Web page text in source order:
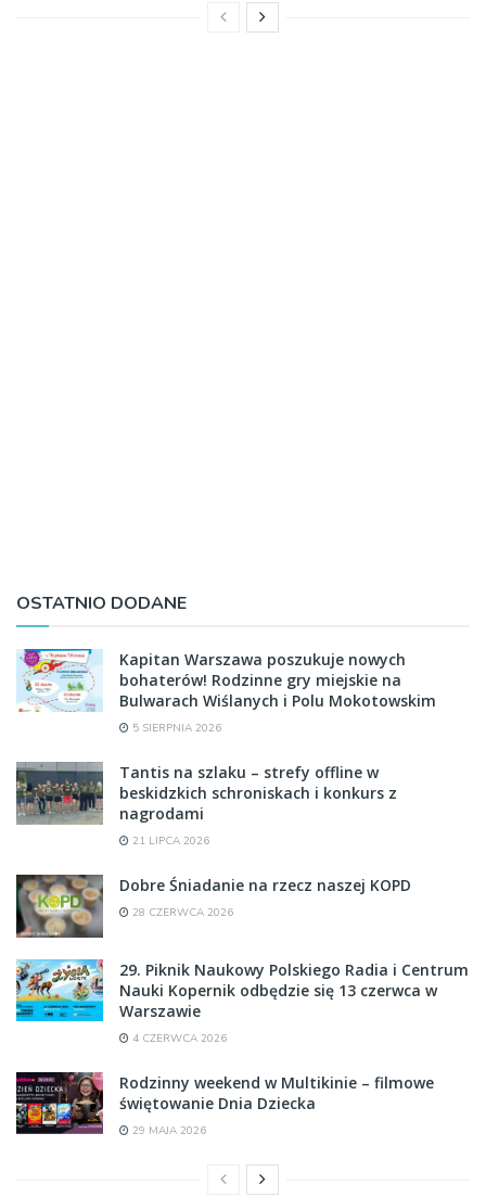
OSTATNIO DODANE
Kapitan Warszawa poszukuje nowych
bohaterów! Rodzinne gry miejskie na
Bulwarach Wiślanych i Polu Mokotowskim
5 SIERPNIA 2026
Tantis na szlaku – strefy offline w
beskidzkich schroniskach i konkurs z
nagrodami
21 LIPCA 2026
Dobre Śniadanie na rzecz naszej KOPD
28 CZERWCA 2026
29. Piknik Naukowy Polskiego Radia i Centrum
Nauki Kopernik odbędzie się 13 czerwca w
Warszawie
4 CZERWCA 2026
Rodzinny weekend w Multikinie – filmowe
świętowanie Dnia Dziecka
29 MAJA 2026